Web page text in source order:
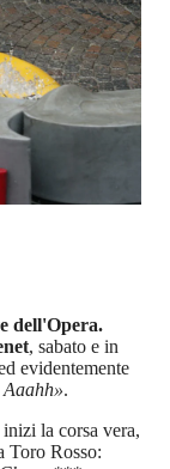
dell'Opera.
, sabato e in
evidentemente
.
la corsa vera,
Toro Rosso: